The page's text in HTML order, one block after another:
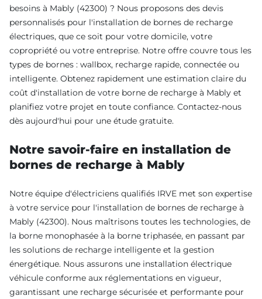
besoins à Mably (42300) ? Nous proposons des devis
personnalisés pour l'installation de bornes de recharge
électriques, que ce soit pour votre domicile, votre
copropriété ou votre entreprise. Notre offre couvre tous les
types de bornes : wallbox, recharge rapide, connectée ou
intelligente. Obtenez rapidement une estimation claire du
coût d'installation de votre borne de recharge à Mably et
planifiez votre projet en toute confiance. Contactez-nous
dès aujourd'hui pour une étude gratuite.
Notre savoir-faire en installation de
bornes de recharge à Mably
Notre équipe d'électriciens qualifiés IRVE met son expertise
à votre service pour l'installation de bornes de recharge à
Mably (42300). Nous maîtrisons toutes les technologies, de
la borne monophasée à la borne triphasée, en passant par
les solutions de recharge intelligente et la gestion
énergétique. Nous assurons une installation électrique
véhicule conforme aux réglementations en vigueur,
garantissant une recharge sécurisée et performante pour